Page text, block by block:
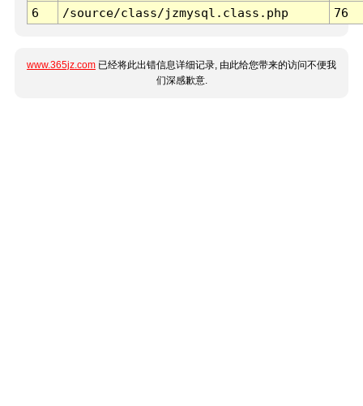
6
/source/class/jzmysql.class.php 76
www.365jz.com 已经将此出错信息详细记录, 由此给您带来的访问不便我
们深感歉意.